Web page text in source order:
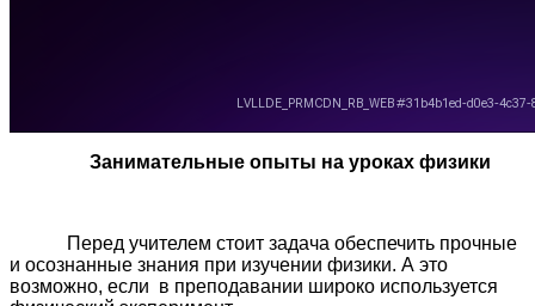
Занимательные опыты на уроках физики
Перед учителем стоит задача обеспечить прочные
и осознанные знания при изучении физики. А это
возможно, если в преподавании широко используется